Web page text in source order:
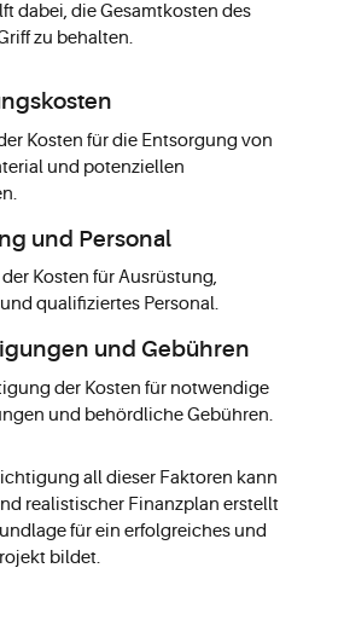
dabei, die Gesamtkosten des
zu behalten.
Kosten für die Entsorgung von
und potenziellen
und Personal
Kosten für Ausrüstung,
qualifiziertes Personal.
und Gebühren
der Kosten für notwendige
und behördliche Gebühren.
all dieser Faktoren kann
realistischer Finanzplan erstellt
für ein erfolgreiches und
bildet.